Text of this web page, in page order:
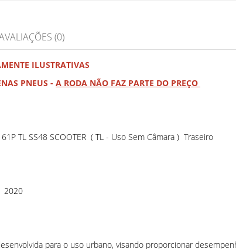
(0)
ILUSTRATIVAS
PNEUS - A RODA NÃO FAZ PARTE DO PREÇO
TL SS48 SCOOTER ( TL - Uso Sem Câmara ) Traseiro
2020
para o uso urbano, visando proporcionar